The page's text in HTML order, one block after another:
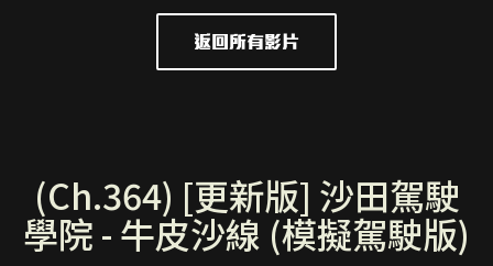
返回所有影片
(Ch.364) [更新版] 沙田駕駛
學院 - 牛皮沙線 (模擬駕駛版)